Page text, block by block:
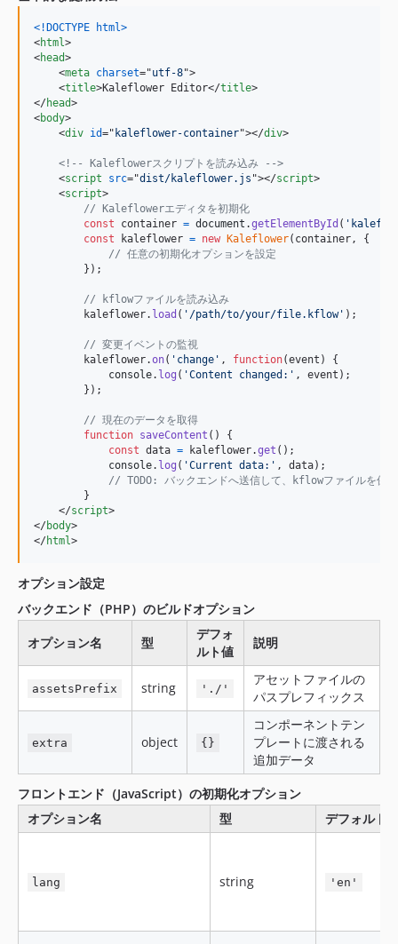
<!DOCTYPE html>
<html>
<head>
<meta charset="utf-8">
<title>Kaleflower Editor</title>
</head>
<body>
<div id=" kaleflower-container"></div>
<!-- Kaleflowerスクリプトを読み込み -->
<script src="dist/kaleflower.js "></script>
<script>
// Kaleflowerエディタを初期化
const
container = document .getElementById (
const
kaleflower = new Kaleflower( container,
{
// 任意の初期化オプションを設定
} ) ;
// kflowファイルを読み込み
kaleflower. load ( '/path/to/your/file.kflow' ) ;
// 変更イベントの監視
kaleflower.on( 'change' , function(event )
{
console. log ( 'Content changed:' , event ) ;
} ) ;
// 現在のデータを取得
function saveContent ( )
{
const data = kaleflower.get ( ) ;
console. log ( 'Current data:' , data) ;
// TODO: バックエンドへ送信して、kflowファイルを保
}
</script>
</body>
</html>
オプション設定
バックエンド（PHP）のビルドオプション
オプション名
型
デフォ
ルト値
説明
assetsPrefix string './'
アセットファイルの
パスプレフィックス
extra object {}
コンポーネントテン
プレートに渡される
追加データ
フロントエンド（JavaScript）の初期化オプション
オプション名
型 デフォルト
lang string 'en'